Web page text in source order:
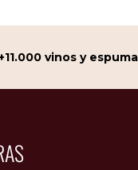
vinos y